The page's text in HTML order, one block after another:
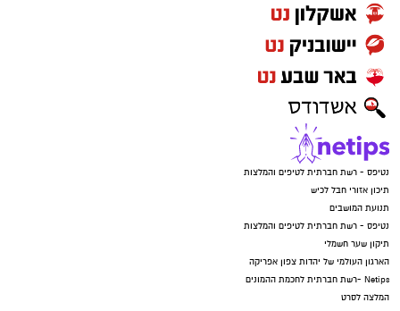
נטיפס - רשת חברתית לטיפים והמלצות
תיכון אזורי חבל לכיש
תנועת המושבים
נטיפס - רשת חברתית לטיפים והמלצות
תיקון שער חשמלי
הארגון העולמי של יהדות צפון אפריקה
Netips -רשת חברתית לחכמת ההמונים
המלצה לסרט